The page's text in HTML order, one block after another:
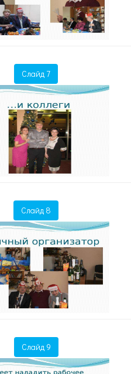
Слайд 7
Слайд 8
Слайд 9